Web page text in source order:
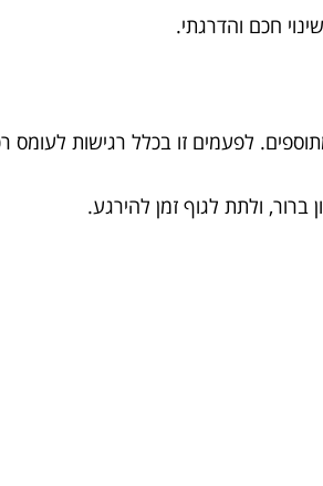
חכם והדרגתי.
לפעמים זו בכלל רגישות לעומס
ברור, ולתת לגוף זמן להירגע.